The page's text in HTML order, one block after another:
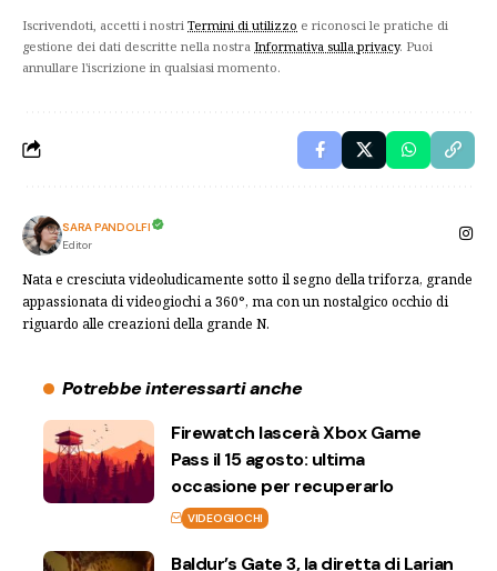
Iscrivendoti, accetti i nostri Termini di utilizzo e riconosci le pratiche di
gestione dei dati descritte nella nostra Informativa sulla privacy. Puoi
annullare l'iscrizione in qualsiasi momento.
SARA PANDOLFI
Editor
Nata e cresciuta videoludicamente sotto il segno della triforza, grande
appassionata di videogiochi a 360°, ma con un nostalgico occhio di
riguardo alle creazioni della grande N.
Potrebbe interessarti anche
Firewatch lascerà Xbox Game
Pass il 15 agosto: ultima
occasione per recuperarlo
VIDEOGIOCHI
Baldur’s Gate 3, la diretta di Larian